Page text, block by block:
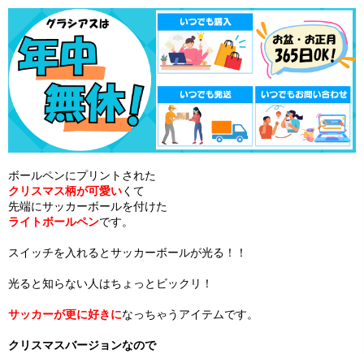
ボールペンにプリントされた
クリスマス柄が可愛いくて
先端にサッカーボールを付けた
ライトボールペンです。
スイッチを入れるとサッカーボールが光る！！
光ると知らない人はちょっとビックリ！
サッカーが更に好きになっちゃうアイテムです。
クリスマスバージョンなので